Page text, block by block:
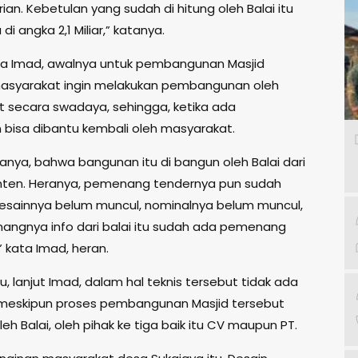
Kebetulan yang sudah di hitung oleh Balai itu
angka 2,1 Miliar,” katanya.
Imad, awalnya untuk pembangunan Masjid
ingin melakukan pembangunan oleh
secara swadaya, sehingga, ketika ada
bisa dibantu kembali oleh masyarakat.
bahwa bangunan itu di bangun oleh Balai dari
Heranya, pemenang tendernya pun sudah
belum muncul, nominalnya belum muncul,
info dari balai itu sudah ada pemenang
kata Imad, heran.
lanjut Imad, dalam hal teknis tersebut tidak ada
proses pembangunan Masjid tersebut
Balai, oleh pihak ke tiga baik itu CV maupun PT.